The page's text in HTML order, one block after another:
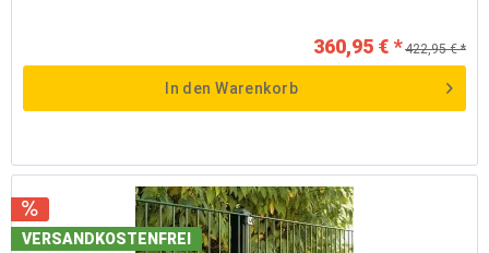
360,95 € * 422,95 € *
In den Warenkorb
VERSANDKOSTENFREI